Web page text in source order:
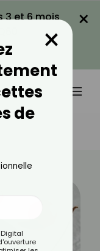
3 et 6 mois
×
de
×